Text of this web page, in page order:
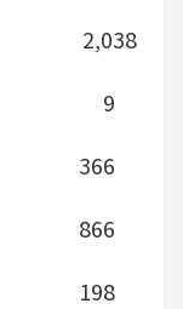
2,038
9
366
866
198